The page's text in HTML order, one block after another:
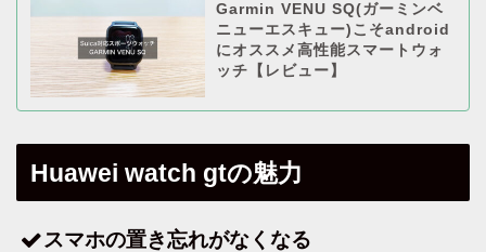
Garmin VENU SQ(ガーミンベ
ニューエスキュー)こそandroid
にオススメ高性能スマートウォ
ッチ【レビュー】
Huawei watch gtの魅力
スマホの置き忘れがなくなる